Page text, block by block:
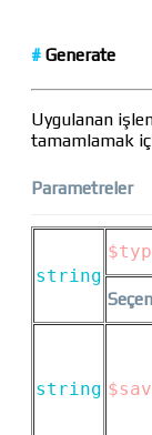
# Generate
Uygulanan
tamamlamak
Parametreler
string
string